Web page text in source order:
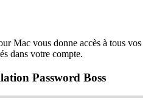
Mac vous donne accès à tous vos
és dans votre compte.
Password Boss